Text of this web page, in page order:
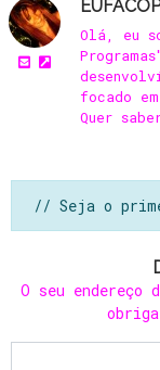
Olá, eu
focado
Quer
// Seja o
O seu endereço